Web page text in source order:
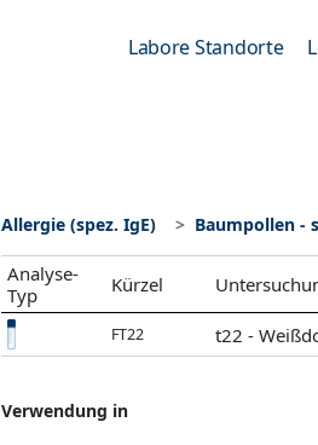
Labore Standorte
Allergie (spez. IgE) Baumpollen -
Analyse-
Typ
Kürzel
FT22 t22 -
Verwendung in